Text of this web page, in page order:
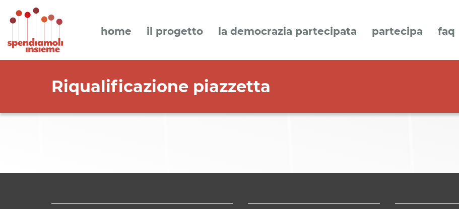
home il progetto la democrazia partecipata partecipa faq
Riqualificazione piazzetta